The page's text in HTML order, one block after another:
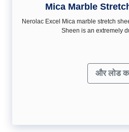
Mica Marble
Nerolac Excel Mica marble stretch
Sheen is an extremely
और लोड